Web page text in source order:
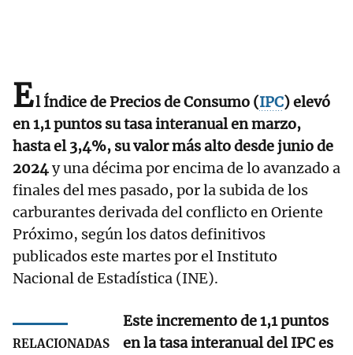
El Índice de Precios de Consumo (IPC) elevó
en 1,1 puntos su tasa interanual en marzo,
hasta el 3,4%, su valor más alto desde junio de
2024y una décima por encima de lo avanzado a
finales del mes pasado, por la subida de los
carburantes derivada del conflicto en Oriente
Próximo, según los datos definitivos
publicados este martes por el Instituto
Nacional de Estadística (INE).
RELACIONADAS
Este incremento de 1,1 puntos
en la tasa interanual del IPC es